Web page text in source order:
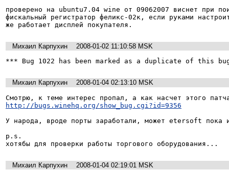
проверено на ubuntu7.04 wine от 09062007 виснет при
фискальный регистратор феликс-02к, если руками
же работает дисплей покупателя.
Михаил Карпухин
2008-01-02 11:10:58 MSK
*** Bug 1022 has been marked as a duplicate of this
Михаил Карпухин 2008-01-04 02:13:10 MSK
http://bugs.winehq.org/show_bug.cgi?id=9356
У народа, вроде порты заработали, может etersoft пока
p.s.
хотябы для проверки работы торгового оборудования...
Михаил Карпухин
2008-01-04 02:19:01 MSK